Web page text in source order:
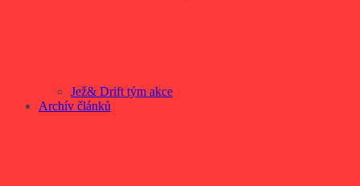
Jež& Drift tým akce
Archív článků